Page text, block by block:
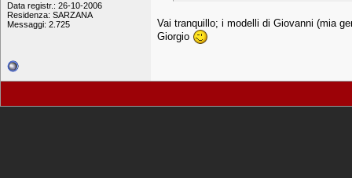
Data registr.: 26-10-2006
Residenza: SARZANA
Messaggi: 2.725
Vai tranquillo; i modelli di Giovanni (mia
Giorgio